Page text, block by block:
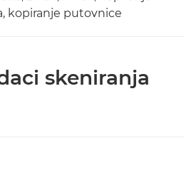
kopiranje putovnice
skeniranja